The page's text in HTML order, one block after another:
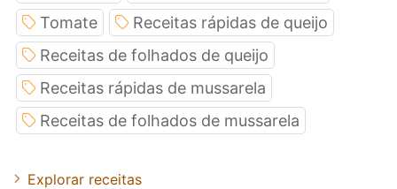
Tomate
Receitas rápidas de queijo
Receitas de folhados de queijo
Receitas rápidas de mussarela
Receitas de folhados de mussarela
Explorar receitas